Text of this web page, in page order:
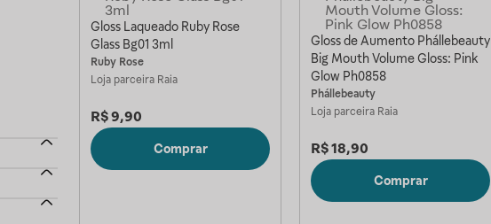
Gloss Laqueado Ruby Rose
Glass Bg01 3ml
Ruby Rose
Loja parceira Raia
R$9,90
Comprar
Gloss de Aumento Phállebeauty
Big Mouth Volume Gloss: Pink
Glow Ph0858
Phállebeauty
Loja parceira Raia
R$18,90
Comprar